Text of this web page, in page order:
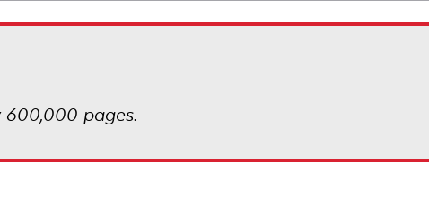
600,000 pages.